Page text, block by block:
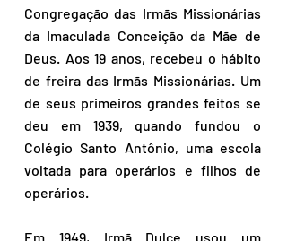
Congregação das Irmãs Missionárias
da Imaculada Conceição da Mãe de
Deus. Aos 19 anos, recebeu o hábito
de freira das Irmãs Missionárias. Um
de seus primeiros grandes feitos se
deu em 1939, quando fundou o
Colégio Santo Antônio, uma escola
voltada para operários e filhos de
operários.
Em 1949, Irmã Dulce usou um